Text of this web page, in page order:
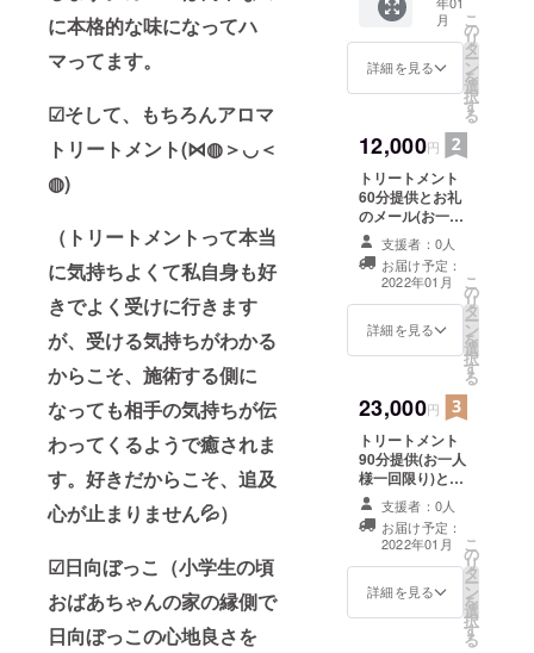
に本格的な味になってハ
マってます。
☑そして、もちろんアロマ
トリートメント(⋈◍＞◡＜
◍)
（トリートメントって本当
に気持ちよくて私自身も好
きでよく受けに行きます
が、受ける気持ちがわかる
からこそ、施術する側に
なっても相手の気持ちが伝
わってくるようで癒されま
す。好きだからこそ、追及
心が止まりません💦）
☑日向ぼっこ（小学生の頃
おばあちゃんの家の縁側で
日向ぼっこの心地良さを
ご支援
となり
ます。
(お礼の
メール
とオー
の写真
を添え
てお送
り致し
ます。)
月
詳細を見る
こ
の
リ
タ
ー
ン
を
選
択
す
る
12,000円
トリートメント
60分提供とお礼
のメール(お一人
様一回限り)
(一人一人に合っ
た精油選びから
フットバスから
全身をゆっくり
とトリートメン
トします) 有効期
「法令に基づく
医療、診療行為
ではございませ
ん。 効果には個
人差がございま
すことを予めご
了承くださ
い。」
支援者：0人
お届け予定：
2022年01月
詳細を見る
こ
の
リ
タ
ー
ン
を
選
択
す
る
23,000円
トリートメント
90分提供(お一人
様一回限り)とお
礼のメール (一人
一人に合った精
油選びからフッ
トバスと全身+気
になるところ重
点的にゆっくり
支援者：0人
お届け予定：
2022年01月
詳細を見る
こ
の
リ
タ
ー
ン
を
選
択
す
る